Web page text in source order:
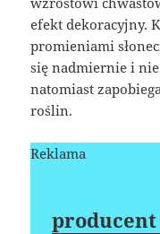
efekt dekoracyjny.
promieniami
się nadmiernie i
natomiast
roślin.
Reklama